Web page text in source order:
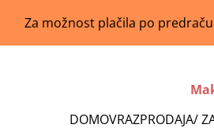
Za možnost plačila po
DOMOVRAZPRODAJA/